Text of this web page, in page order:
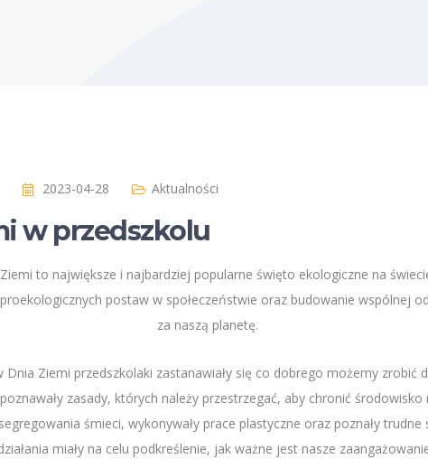
2023-04-28 Aktualności
w przedszkolu
to największe i najbardziej popularne święto ekologiczne na
postaw w społeczeństwie oraz budowanie wspólnej
za naszą planetę.
Dnia Ziemi przedszkolaki zastanawiały się co dobrego możemy zrobić
zasady, których należy przestrzegać, aby chronić środowisko
śmieci, wykonywały prace plastyczne oraz poznały trudne
miały na celu podkreślenie, jak ważne jest nasze